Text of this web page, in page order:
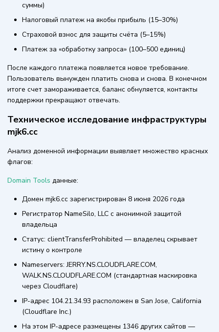
суммы)
Налоговый платеж на якобы прибыль (15–30%)
Страховой взнос для защиты счёта (5–15%)
Платеж за «обработку запроса» (100–500 единиц)
После каждого платежа появляется новое требование.
Пользователь вынужден платить снова и снова. В конечном
итоге счет замораживается, баланс обнуляется, контакты
поддержки прекращают отвечать.
Техническое исследование инфраструктуры
mjk6.cc
Анализ доменной информации выявляет множество красных
флагов:
Domain Tools данные:
Домен mjk6.cc зарегистрирован 8 июня 2026 года
Регистратор NameSilo, LLC с анонимной защитой
владельца
Статус: clientTransferProhibited — владелец скрывает
истину о контроле
Nameservers: JERRY.NS.CLOUDFLARE.COM,
WALK.NS.CLOUDFLARE.COM (стандартная маскировка
через Cloudflare)
IP-адрес 104.21.34.93 расположен в San Jose, California
(Cloudflare Inc.)
На этом IP-адресе размещены 1346 других сайтов —